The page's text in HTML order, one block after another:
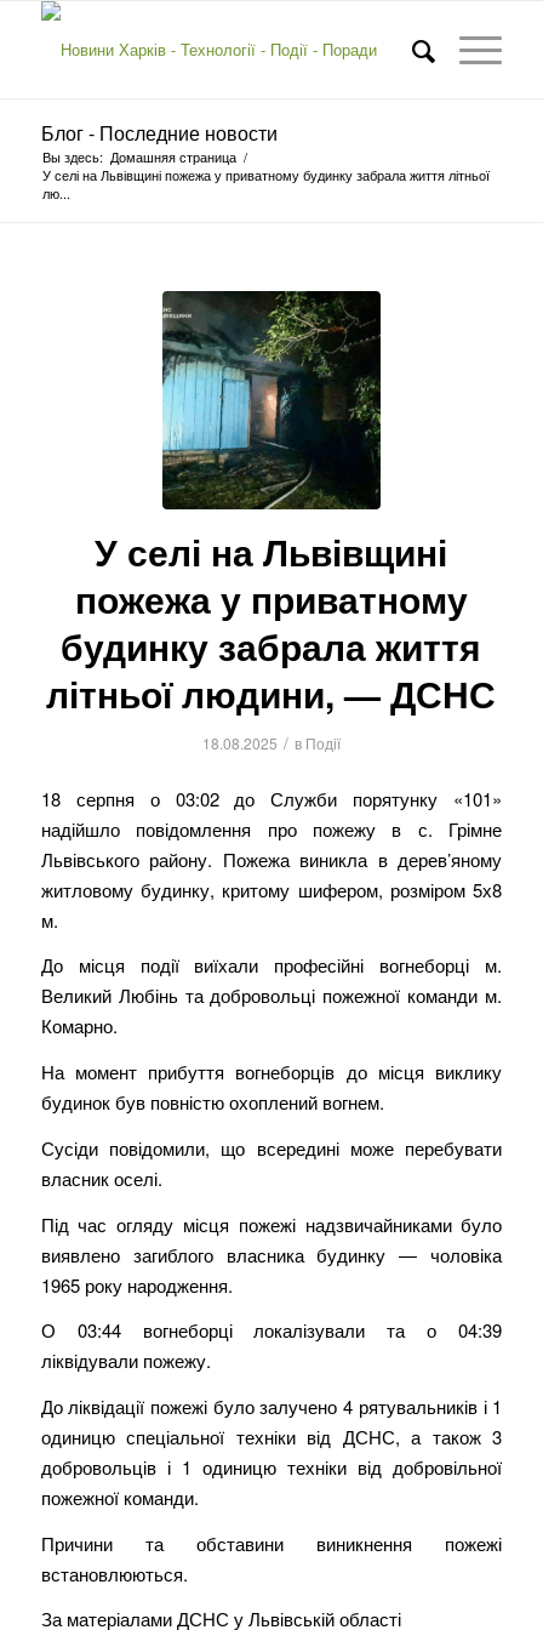
Блог - Последние новости
Вы здесь: Домашняя страница /
У селі на Львівщині пожежа у приватному будинку забрала життя літньої
лю...
У селі на Львівщині
пожежа у приватному
будинку забрала життя
літньої людини, — ДСНС
18.08.2025 / в Події
18 серпня о 03:02 до Служби порятунку «101»
надійшло повідомлення про пожежу в с. Грімне
Львівського району. Пожежа виникла в дерев’яному
житловому будинку, критому шифером, розміром 5х8
м.
До місця події виїхали професійні вогнеборці м.
Великий Любінь та добровольці пожежної команди м.
Комарно.
На момент прибуття вогнеборців до місця виклику
будинок був повністю охоплений вогнем.
Сусіди повідомили, що всередині може перебувати
власник оселі.
Під час огляду місця пожежі надзвичайниками було
виявлено загиблого власника будинку — чоловіка
1965 року народження.
О 03:44 вогнеборці локалізували та о 04:39
ліквідували пожежу.
До ліквідації пожежі було залучено 4 рятувальників і 1
одиницю спеціальної техніки від ДСНС, а також 3
добровольців і 1 одиницю техніки від добровільної
пожежної команди.
Причини та обставини виникнення пожежі
встановлюються.
За матеріалами ДСНС у Львівській області